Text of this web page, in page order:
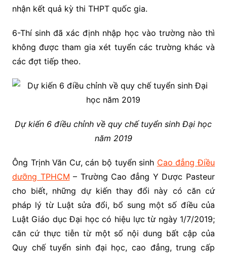
nhận kết quả kỳ thi THPT quốc gia.
6-Thí sinh đã xác định nhập học vào trường nào thì
không được tham gia xét tuyển các trường khác và
các đợt tiếp theo.
Dự kiến 6 điều chỉnh về quy chế tuyển sinh Đại học
năm 2019
Ông Trịnh Văn Cư, cán bộ tuyển sinh Cao đẳng Điều
dưỡng TPHCM – Trường Cao đẳng Y Dược Pasteur
cho biết, những dự kiến thay đổi này có căn cứ
pháp lý từ Luật sửa đổi, bổ sung một số điều của
Luật Giáo dục Đại học có hiệu lực từ ngày 1/7/2019;
căn cứ thực tiễn từ một số nội dung bất cập của
Quy chế tuyển sinh đại học, cao đẳng, trung cấp